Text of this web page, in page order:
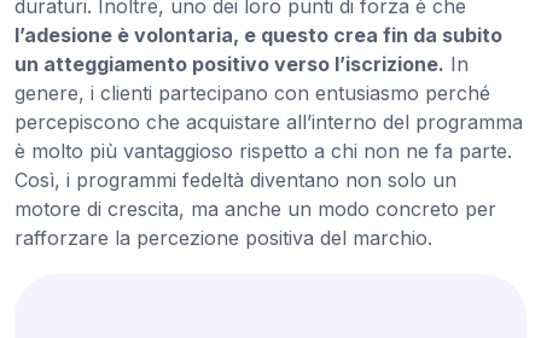
duraturi. Inoltre, uno dei loro punti di forza è che
l’adesione è volontaria, e questo crea fin da subito
un atteggiamento positivo verso l’iscrizione. In
genere, i clienti partecipano con entusiasmo perché
percepiscono che acquistare all’interno del programma
è molto più vantaggioso rispetto a chi non ne fa parte.
Così, i programmi fedeltà diventano non solo un
motore di crescita, ma anche un modo concreto per
rafforzare la percezione positiva del marchio.